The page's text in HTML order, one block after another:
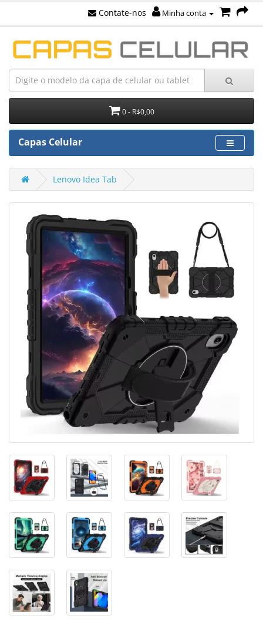
Contate-nos Minha conta
0 - R$0,00
Capas Celular
Lenovo Idea Tab